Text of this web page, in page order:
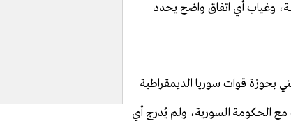
وغياب أي اتفاق واضح يحدد
بحوزة قوات سوريا الديمقراطية
الحكومة السورية، ولم يُدرج أي